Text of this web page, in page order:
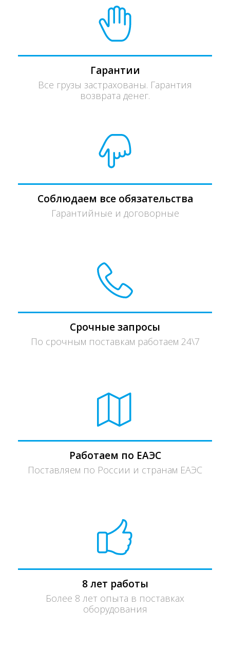
Гарантии
Все грузы застрахованы. Гарантия
возврата денег.
Соблюдаем все обязательства
Гарантийные и договорные
Срочные запросы
По срочным поставкам работаем 24\7
Работаем по ЕАЭС
Поставляем по России и странам ЕАЭС
8 лет работы
Более 8 лет опыта в поставках
оборудования